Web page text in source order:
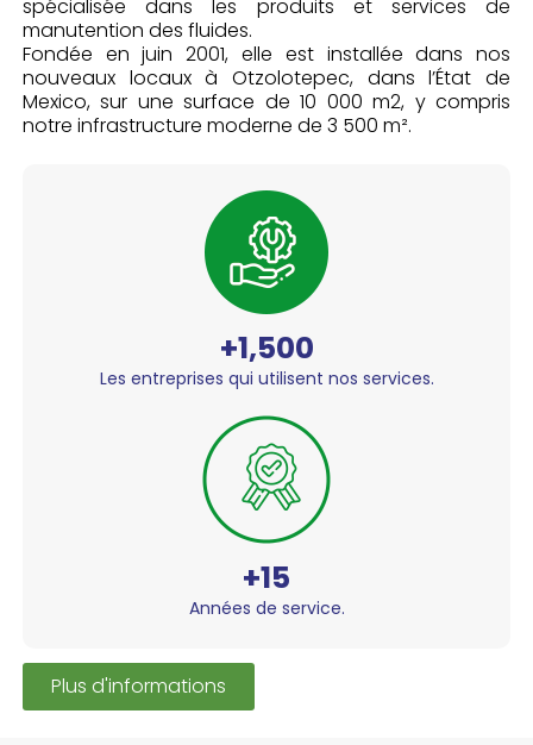
spécialisée dans les produits et services de
manutention des fluides.
Fondée en juin 2001, elle est installée dans nos
nouveaux locaux à Otzolotepec, dans l’État de
Mexico, sur une surface de 10 000 m2, y compris
notre infrastructure moderne de 3 500 m².
+1,500
Les entreprises qui utilisent nos services.
+15
Années de service.
Plus d'informations